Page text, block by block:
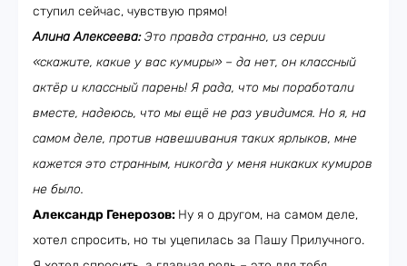
ступил сейчас, чувствую прямо!
Алина Алексеева:Это правда странно, из серии
«скажите, какие у вас кумиры» – да нет, он классный
актёр и классный парень! Я рада, что мы поработали
вместе, надеюсь, что мы ещё не раз увидимся. Но я, на
самом деле, против навешивания таких ярлыков, мне
кажется это странным, никогда у меня никаких кумиров
не было.
Александр Генерозов: Ну я о другом, на самом деле,
хотел спросить, но ты уцепилась за Пашу Прилучного.